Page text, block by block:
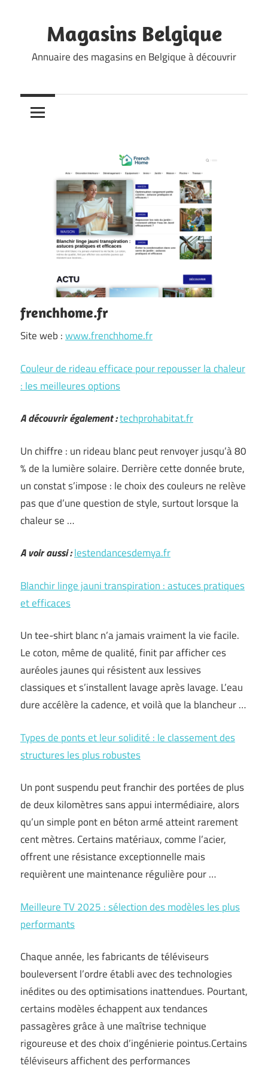
contentMagasins Belgique
Annuaire des magasins en Belgique à découvrir
frenchhome.fr
Site web :www.frenchhome.fr
Couleur de rideau efficace pour repousser la chaleur
: les meilleures options
A découvrir également :techprohabitat.fr
Un chiffre : un rideau blanc peut renvoyer jusqu’à 80
% de la lumière solaire. Derrière cette donnée brute,
un constat s’impose : le choix des couleurs ne relève
pas que d’une question de style, surtout lorsque la
chaleur se …
A voir aussi :lestendancesdemya.fr
Blanchir linge jauni transpiration : astuces pratiques
et efficaces
Un tee-shirt blanc n’a jamais vraiment la vie facile.
Le coton, même de qualité, finit par afficher ces
auréoles jaunes qui résistent aux lessives
classiques et s’installent lavage après lavage. L’eau
dure accélère la cadence, et voilà que la blancheur …
Types de ponts et leur solidité : le classement des
structures les plus robustes
Un pont suspendu peut franchir des portées de plus
de deux kilomètres sans appui intermédiaire, alors
qu’un simple pont en béton armé atteint rarement
cent mètres. Certains matériaux, comme l’acier,
offrent une résistance exceptionnelle mais
requièrent une maintenance régulière pour …
Meilleure TV 2025 : sélection des modèles les plus
performants
Chaque année, les fabricants de téléviseurs
bouleversent l’ordre établi avec des technologies
inédites ou des optimisations inattendues. Pourtant,
certains modèles échappent aux tendances
passagères grâce à une maîtrise technique
rigoureuse et des choix d’ingénierie pointus.Certains
téléviseurs affichent des performances